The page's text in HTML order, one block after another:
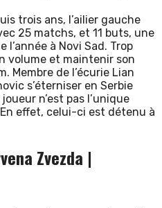
trois ans, l’ailier gauche
25 matchs, et 11 buts, une
à Novi Sad. Trop
volume et maintenir son
Membre de l’écurie Lian
s’éterniser en Serbie
n’est pas l’unique
effet, celui-ci est détenu à
Zvezda |